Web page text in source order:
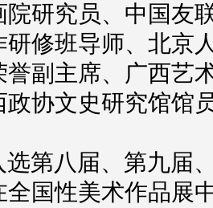
院研究员、中国友
研修班导师、北京
誉副主席、广西艺
政协文史研究馆馆
第八届、第九届
全国性美术作品展